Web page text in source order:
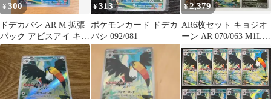
¥300
ドデカバシ AR M 拡張
パック アビスアイ キラ
092/081
¥313
ポケモンカード ドデカ
バシ 092/081
¥2,379
AR6枚セット キョジオ
ーン AR 070/063 M1L
ドロンチ AR 212/193
M2a ダイノーズ AR
088/080 M3 ドクケイル
AR 195/193 M2a ドデカ
バシ AR 092/081 M5 ミ